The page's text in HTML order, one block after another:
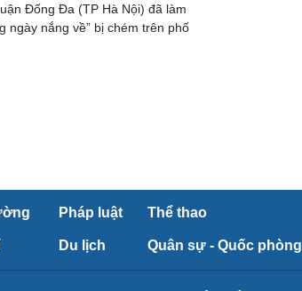
Đống Đa (TP Hà Nội) đã làm
ngày nắng về” bị chém trên phố
Pháp luật Thể thao
Du lịch Quân sự - Quốc phòng